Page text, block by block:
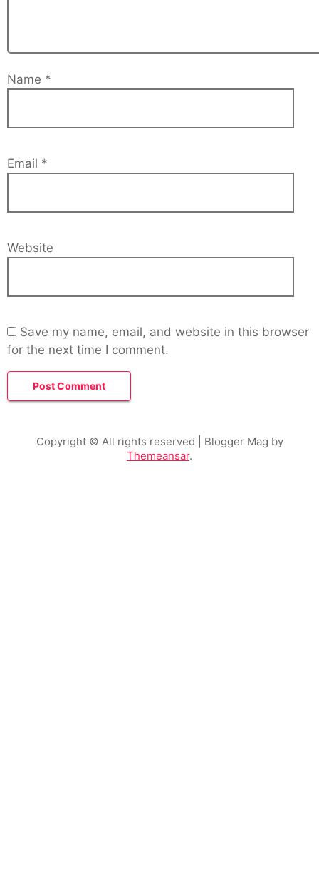
Name *
Email *
Website
Save my name, email, and website in this browser
for the next time I comment.
Copyright © All rights reserved | Blogger Mag by
Themeansar.